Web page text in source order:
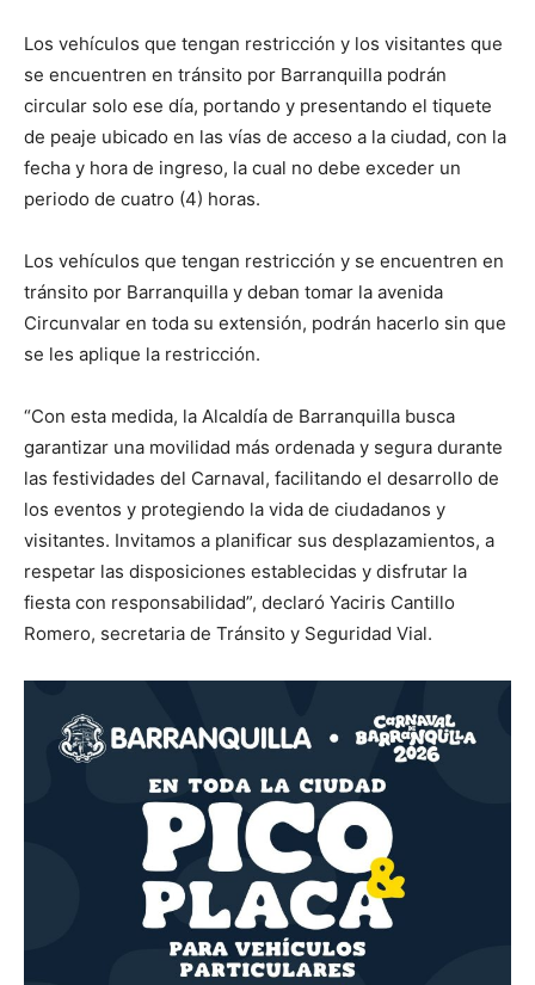
Los vehículos que tengan restricción y los visitantes que
se encuentren en tránsito por Barranquilla podrán
circular solo ese día, portando y presentando el tiquete
de peaje ubicado en las vías de acceso a la ciudad, con la
fecha y hora de ingreso, la cual no debe exceder un
periodo de cuatro (4) horas.
Los vehículos que tengan restricción y se encuentren en
tránsito por Barranquilla y deban tomar la avenida
Circunvalar en toda su extensión, podrán hacerlo sin que
se les aplique la restricción.
“Con esta medida, la Alcaldía de Barranquilla busca
garantizar una movilidad más ordenada y segura durante
las festividades del Carnaval, facilitando el desarrollo de
los eventos y protegiendo la vida de ciudadanos y
visitantes. Invitamos a planificar sus desplazamientos, a
respetar las disposiciones establecidas y disfrutar la
fiesta con responsabilidad”, declaró Yaciris Cantillo
Romero, secretaria de Tránsito y Seguridad Vial.